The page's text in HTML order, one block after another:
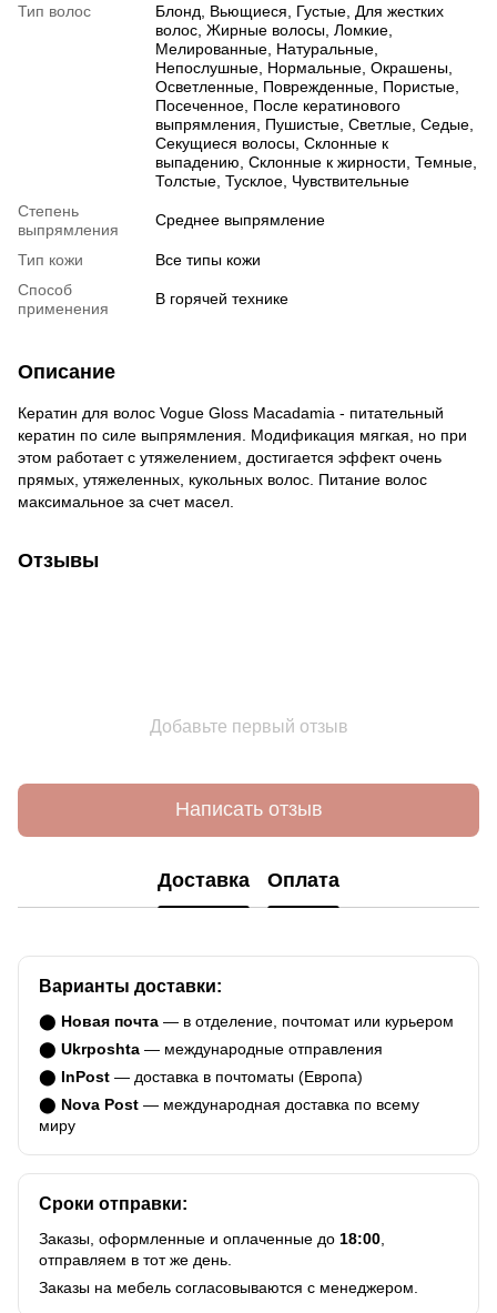
Тип волос
Блонд, Вьющиеся, Густые, Для жестких
волос, Жирные волосы, Ломкие,
Мелированные, Натуральные,
Непослушные, Нормальные, Окрашены,
Осветленные, Поврежденные, Пористые,
Посеченное, После кератинового
выпрямления, Пушистые, Светлые, Седые,
Секущиеся волосы, Склонные к
выпадению, Склонные к жирности, Темные,
Толстые, Тусклое, Чувствительные
Степень
выпрямления
Среднее выпрямление
Тип кожи
Все типы кожи
Способ
применения
В горячей технике
Описание
Кератин для волос Vogue Gloss Macadamia - питательный
кератин по силе выпрямления. Модификация мягкая, но при
этом работает с утяжелением, достигается эффект очень
прямых, утяжеленных, кукольных волос. Питание волос
максимальное за счет масел.
Отзывы
Добавьте первый отзыв
Написать отзыв
Доставка Оплата
Варианты доставки:
⬤ Новая почта — в отделение, почтомат или курьером
⬤ Ukrposhta — международные отправления
⬤ InPost — доставка в почтоматы (Европа)
⬤ Nova Post — международная доставка по всему
миру
Сроки отправки:
Заказы, оформленные и оплаченные до 18:00
отправляем в тот же день.
Заказы на мебель согласовываются с менеджером.